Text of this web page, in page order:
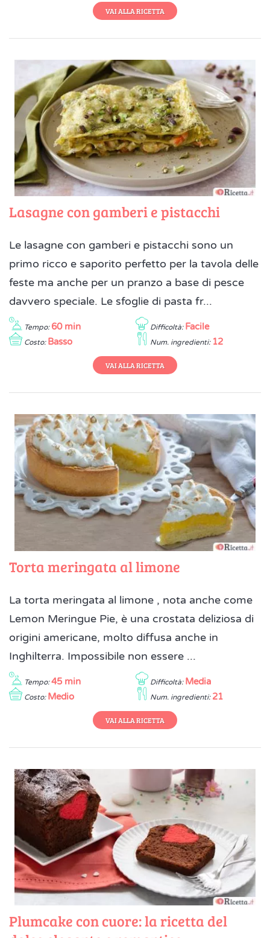
VAI ALLA RICETTA
Lasagne con gamberi e pistacchi
Le lasagne con gamberi e pistacchi sono un
primo ricco e saporito perfetto per la tavola delle
feste ma anche per un pranzo a base di pesce
davvero speciale. Le sfoglie di pasta fr...
Tempo: 60 min Difficoltà: Facile
Costo: Basso Num. ingredienti: 12
VAI ALLA RICETTA
Torta meringata al limone
La torta meringata al limone , nota anche come
Lemon Meringue Pie, è una crostata deliziosa di
origini americane, molto diffusa anche in
Inghilterra. Impossibile non essere ...
Tempo: 45 min Difficoltà: Media
Costo: Medio Num. ingredienti: 21
VAI ALLA RICETTA
Plumcake con cuore: la ricetta del